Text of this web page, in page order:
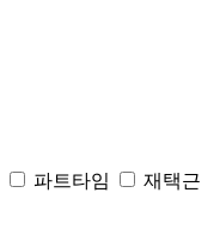
파트타임
재택근